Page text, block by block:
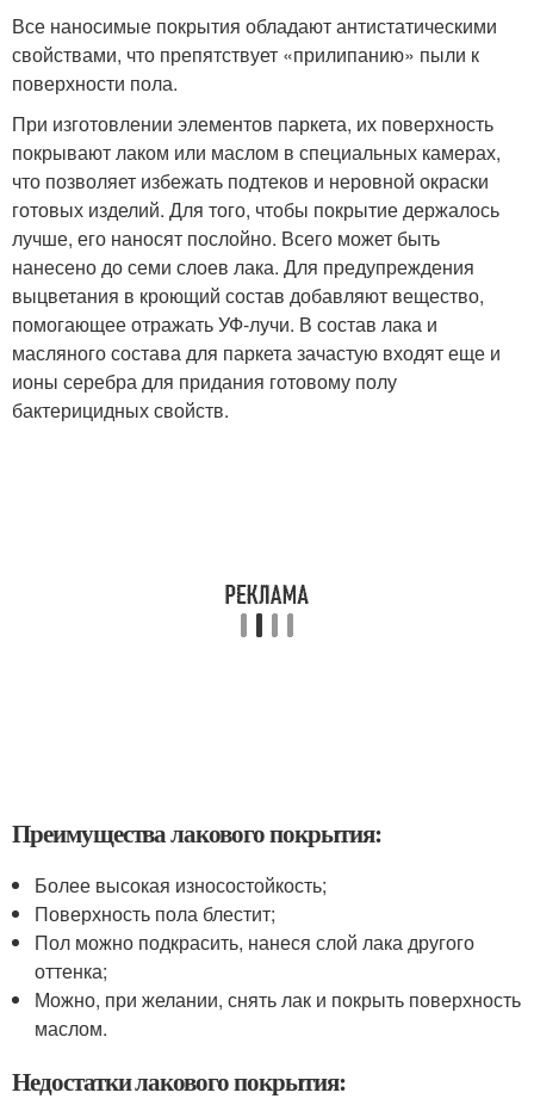
Все наносимые покрытия обладают антистатическими
свойствами, что препятствует «прилипанию» пыли к
поверхности пола.
При изготовлении элементов паркета, их поверхность
покрывают лаком или маслом в специальных камерах,
что позволяет избежать подтеков и неровной окраски
готовых изделий. Для того, чтобы покрытие держалось
лучше, его наносят послойно. Всего может быть
нанесено до семи слоев лака. Для предупреждения
выцветания в кроющий состав добавляют вещество,
помогающее отражать УФ-лучи. В состав лака и
масляного состава для паркета зачастую входят еще и
ионы серебра для придания готовому полу
бактерицидных свойств.
Преимущества лакового покрытия:
Более высокая износостойкость;
Поверхность пола блестит;
Пол можно подкрасить, нанеся слой лака другого
оттенка;
Можно, при желании, снять лак и покрыть поверхность
маслом.
Недостатки лакового покрытия: